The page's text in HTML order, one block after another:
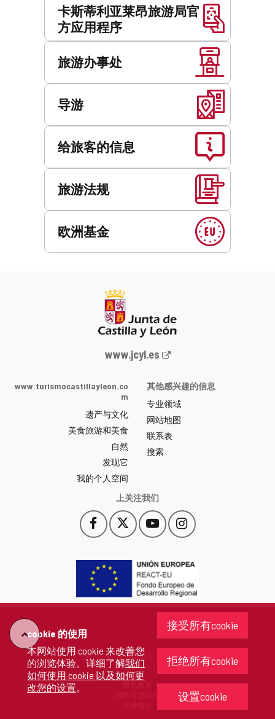
cookie 的使用
本网站使用 cookie 来改善您
的浏览体验。详细了解我们
如何使用 cookie 以及如何更
改您的设置。
接受所有cookie
拒绝所有cookie
设置cookie
卡斯蒂利亚莱昂旅游局官
方应用程序
旅游办事处
导游
给旅客的信息
旅游法规
欧洲基金
Junta
y
León
网
站
门
户
-
www.jcyl.es
www.turismocastillayleon.co
m
遗产与文化
美食旅游和美食
自然
发现它
我的个人空间
其他感兴趣的信息
专业领域
网站地图
联系表
搜索
上关注我们
Facebook
此
链
会
打
开
一
口。
此
链
一
口。
YouTube
此
链
会
打
开
一
个
窗
口。
Instagram
此
链
会
开
一
个
新
窗
口。
"回
去"
版权 2026 - 卡斯蒂利亚-莱昂省政府
保留所有权利